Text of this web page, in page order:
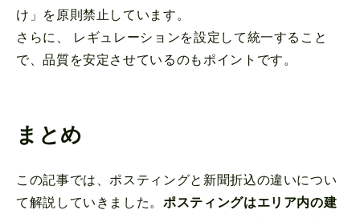
け」を原則禁止しています。
さらに、 レギュレーションを設定して統一すること
で、品質を安定させているのもポイントです。
まとめ
この記事では、ポスティングと新聞折込の違いについ
て解説していきました。ポスティングはエリア内の建